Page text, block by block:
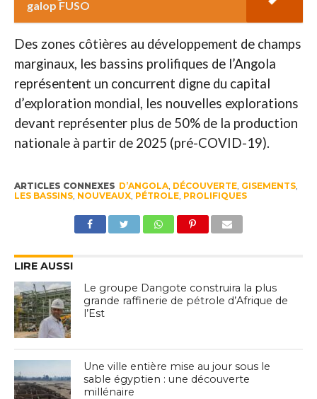
galop FUSO
Des zones côtières au développement de champs
marginaux, les bassins prolifiques de l’Angola
représentent un concurrent digne du capital
d’exploration mondial, les nouvelles explorations
devant représenter plus de 50% de la production
nationale à partir de 2025 (pré-COVID-19).
ARTICLES CONNEXES D’ANGOLA, DÉCOUVERTE, GISEMENTS,
LES BASSINS, NOUVEAUX, PÉTROLE, PROLIFIQUES
LIRE AUSSI
Le groupe Dangote construira la plus
grande raffinerie de pétrole d’Afrique de
l’Est
Une ville entière mise au jour sous le
sable égyptien : une découverte
millénaire